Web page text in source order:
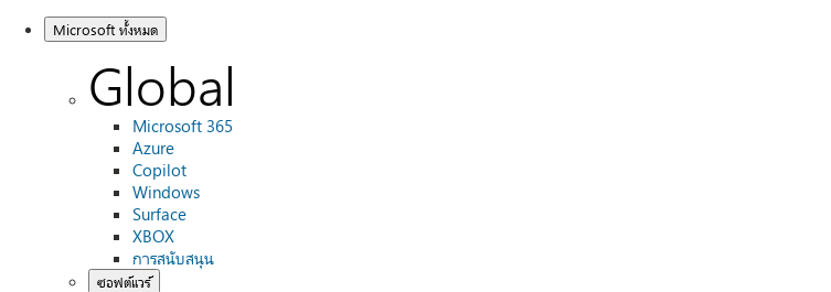
Microsoft ทั้งหมด
Global
Microsoft 365
Azure
Copilot
Windows
Surface
XBOX
การสนับสนุน
ซอฟต์แวร์